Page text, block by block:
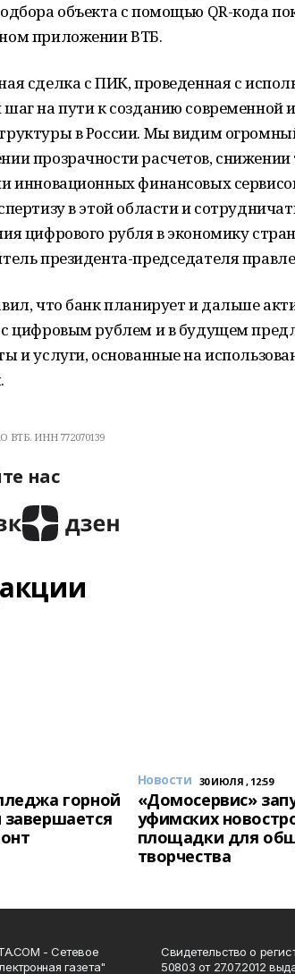
объекта с помощью QR-кода
приложении ВТБ.
сделка с ПИК, проведенная с
на пути к созданию современной
в России. Мы видим
прозрачности расчетов,
инновационных финансовых
в этой области и
цифрового рубля в экономику
президента-председателя
что банк планирует и дальше
цифровым рублем и в будущем
и услуги, основанные на
ВТБ. ИНН 772070139
нас
горной
Новости 30 ИЮЛЯ , 12:59
«Домосервис»
уфимских
площадки для
творчества
- Сетевое
газета"
Свидетельство о
50803 от 27.07.2012